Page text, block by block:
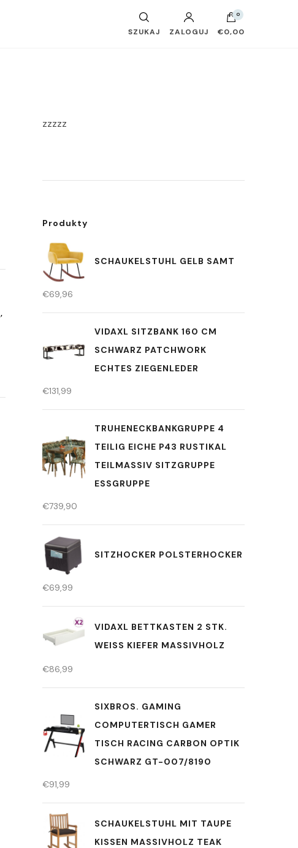
SZUKAJ ZALOGUJ
0
€0,00
,
zzzzz
Produkty
SCHAUKELSTUHL GELB SAMT
€69,96
VIDAXL SITZBANK 160 CM
SCHWARZ PATCHWORK
ECHTES ZIEGENLEDER
€131,99
TRUHENECKBANKGRUPPE 4
TEILIG EICHE P43 RUSTIKAL
TEILMASSIV SITZGRUPPE
ESSGRUPPE
€739,90
SITZHOCKER POLSTERHOCKER
€69,99
VIDAXL BETTKASTEN 2 STK.
WEISS KIEFER MASSIVHOLZ
€86,99
SIXBROS. GAMING
COMPUTERTISCH GAMER
TISCH RACING CARBON OPTIK
SCHWARZ GT-007/8190
€91,99
SCHAUKELSTUHL MIT TAUPE
KISSEN MASSIVHOLZ TEAK